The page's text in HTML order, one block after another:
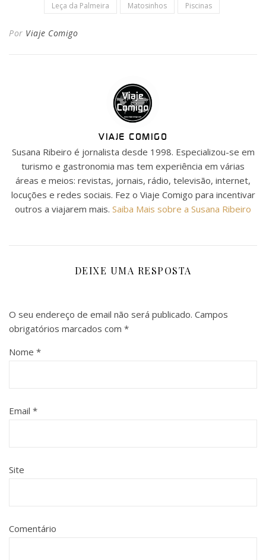
Leça da Palmeira Matosinhos Piscinas
Por Viaje Comigo
VIAJE COMIGO
Susana Ribeiro é jornalista desde 1998. Especializou-se em
turismo e gastronomia mas tem experiência em várias
áreas e meios: revistas, jornais, rádio, televisão, internet,
locuções e redes sociais. Fez o Viaje Comigo para incentivar
outros a viajarem mais. Saiba Mais sobre a Susana Ribeiro
DEIXE UMA RESPOSTA
O seu endereço de email não será publicado. Campos
obrigatórios marcados com *
Nome *
Email *
Site
Comentário